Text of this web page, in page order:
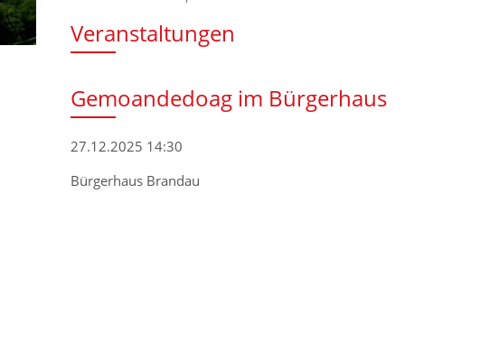
Veranstaltungen
Gemoandedoag im Bürgerhaus
27.12.2025 14:30
Bürgerhaus Brandau